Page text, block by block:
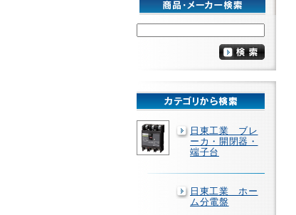
日東工業 ブレ
ーカ・開閉器・
端子台
日東工業 ホー
ム分電盤